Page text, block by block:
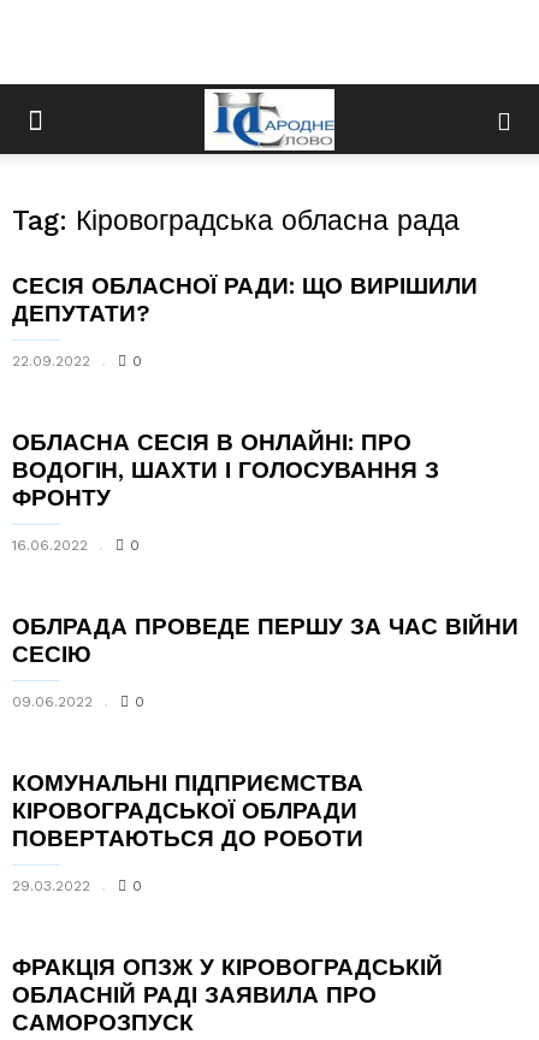
Tag: Кіровоградська обласна рада
СЕСІЯ ОБЛАСНОЇ РАДИ: ЩО ВИРІШИЛИ
ДЕПУТАТИ?
22.09.2022 0
ОБЛАСНА СЕСІЯ В ОНЛАЙНІ: ПРО
ВОДОГІН, ШАХТИ І ГОЛОСУВАННЯ З
ФРОНТУ
16.06.2022 0
ОБЛРАДА ПРОВЕДЕ ПЕРШУ ЗА ЧАС ВІЙНИ
СЕСІЮ
09.06.2022 0
КОМУНАЛЬНІ ПІДПРИЄМСТВА
КІРОВОГРАДСЬКОЇ ОБЛРАДИ
ПОВЕРТАЮТЬСЯ ДО РОБОТИ
29.03.2022 0
ФРАКЦІЯ ОПЗЖ У КІРОВОГРАДСЬКІЙ
ОБЛАСНІЙ РАДІ ЗАЯВИЛА ПРО
САМОРОЗПУСК